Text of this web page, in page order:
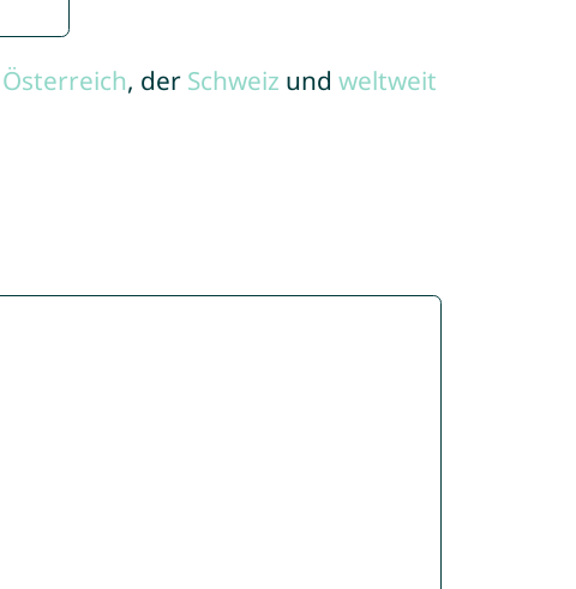
Österreich, der Schweiz und weltweit